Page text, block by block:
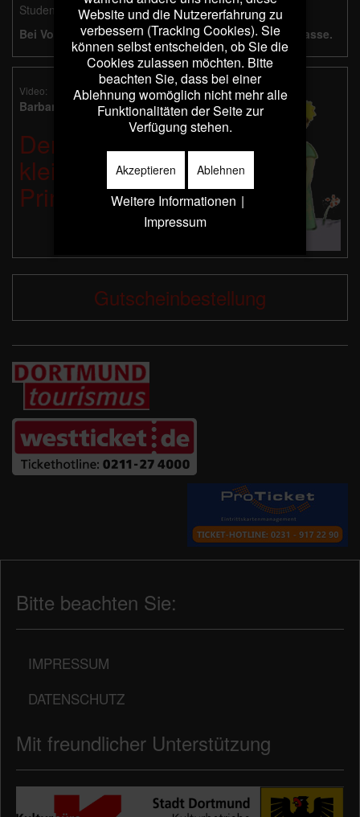
Studenten und Besucher mit Dortmund Pass.
Bei Vorverkauf erfolgt die Bezahlung an der Abendkasse.
Video:
Barbara Kleyboldt liest:
Der
kleine
Prinz
Gutscheinbestellung
Bitte beachten Sie:
IMPRESSUM
DATENSCHUTZ
Mit freundlicher Unterstützung
Website und die Nutzererfahrung zu
verbessern (Tracking Cookies). Sie
können selbst entscheiden, ob Sie die
Cookies zulassen möchten. Bitte
beachten Sie, dass bei einer
Ablehnung womöglich nicht mehr alle
Funktionalitäten der Seite zur
Verfügung stehen.
Akzeptieren Ablehnen
Weitere Informationen |
Impressum